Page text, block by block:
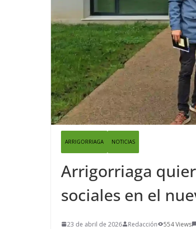
ARRIGORRIAGA NOTICIAS
Arrigorriaga
sociales en el
23 de abril de 2026 Redacción 554 Views